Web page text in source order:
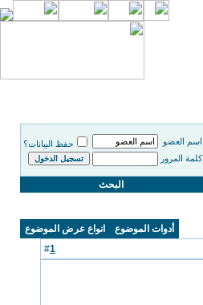
اسم العضو
حفظ البيانات؟
كلمة المرور
البحث
أدوات الموضوع
انواع عرض الموضوع
1